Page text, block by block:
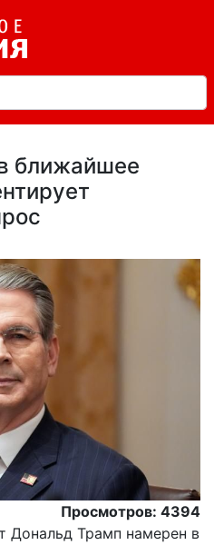
ближайшее
Просмотров: 4394
Дональд Трамп намерен в